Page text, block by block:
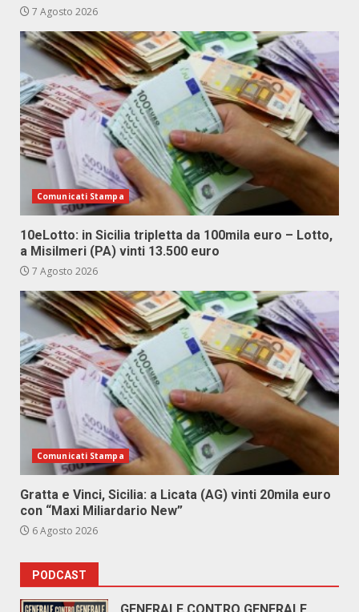
7 Agosto 2026
Comunicati Stampa
10eLotto: in Sicilia tripletta da 100mila euro – Lotto,
a Misilmeri (PA) vinti 13.500 euro
7 Agosto 2026
Comunicati Stampa
Gratta e Vinci, Sicilia: a Licata (AG) vinti 20mila euro
con “Maxi Miliardario New”
6 Agosto 2026
PODCAST